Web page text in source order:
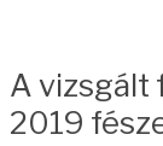
A vizsgált
2019